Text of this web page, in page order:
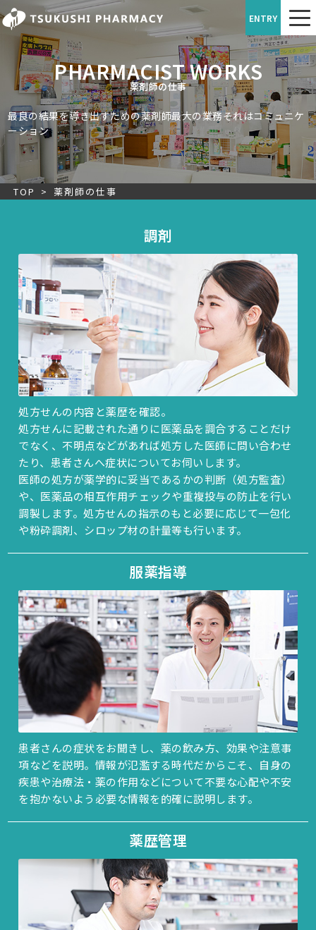
ENTRY
PHARMACIST WORKS
薬剤師の仕事
最良の結果を導き出すための薬剤師最大の業務それはコミュニケ
ーション
TOP > 薬剤師の仕事
調剤
処方せんの内容と薬歴を確認。
処方せんに記載された通りに医薬品を調合することだけ
でなく、不明点などがあれば処方した医師に問い合わせ
たり、患者さんへ症状についてお伺いします。
医師の処方が薬学的に妥当であるかの判断（処方監査）
や、医薬品の相互作用チェックや重複投与の防止を行い
調製します。処方せんの指示のもと必要に応じて一包化
や粉砕調剤、シロップ材の計量等も行います。
服薬指導
患者さんの症状をお聞きし、薬の飲み方、効果や注意事
項などを説明。情報が氾濫する時代だからこそ、自身の
疾患や治療法・薬の作用などについて不要な心配や不安
を抱かないよう必要な情報を的確に説明します。
薬歴管理